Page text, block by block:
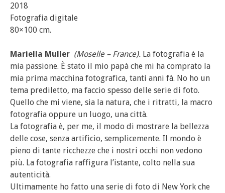
2018
Fotografia digitale
80×100 cm.
Mariella Muller (Moselle – France). La fotografia è la
mia passione. È stato il mio papà che mi ha comprato la
mia prima macchina fotografica, tanti anni fà. No ho un
tema prediletto, ma faccio spesso delle serie di foto.
Quello che mi viene, sia la natura, che i ritratti, la macro
fotografia oppure un luogo, una città.
La fotografia è, per me, il modo di mostrare la bellezza
delle cose, senza artificio, semplicemente. Il mondo è
pieno di tante ricchezze che i nostri occhi non vedono
più. La fotografia raffigura l’istante, colto nella sua
autenticità.
Ultimamente ho fatto una serie di foto di New York che